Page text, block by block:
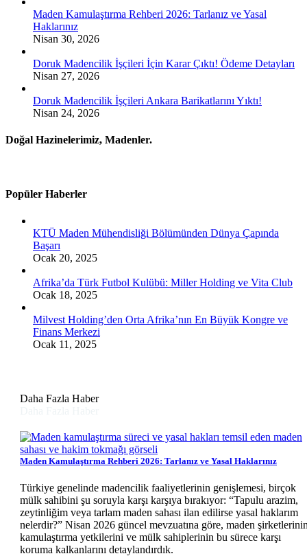
Maden Kamulaştırma Rehberi 2026: Tarlanız ve Yasal
Haklarınız
Nisan 30, 2026
Doruk Madencilik İşçileri İçin Karar Çıktı! Ödeme Detayları
Nisan 27, 2026
Doruk Madencilik İşçileri Ankara Barikatlarını Yıktı!
Nisan 24, 2026
Doğal Hazinelerimiz, Madenler.
Popüler Haberler
KTÜ Maden Mühendisliği Bölümünden Dünya Çapında
Başarı
Ocak 20, 2025
Afrika’da Türk Futbol Kulübü: Miller Holding ve Vita Club
Ocak 18, 2025
Milvest Holding’den Orta Afrika’nın En Büyük Kongre ve
Finans Merkezi
Ocak 11, 2025
Daha Fazla Haber
Maden Kamulaştırma Rehberi 2026: Tarlanız ve Yasal Haklarınız
Türkiye genelinde madencilik faaliyetlerinin genişlemesi, birçok
mülk sahibini şu soruyla karşı karşıya bırakıyor: “Tapulu arazim,
zeytinliğim veya tarlam maden sahası ilan edilirse yasal haklarım
nelerdir?” Nisan 2026 güncel mevzuatına göre, maden
kamulaştırma yetkilerini ve mülk sahiplerinin bu sürece karşı
koruma kalkanlarını detaylandırdık.